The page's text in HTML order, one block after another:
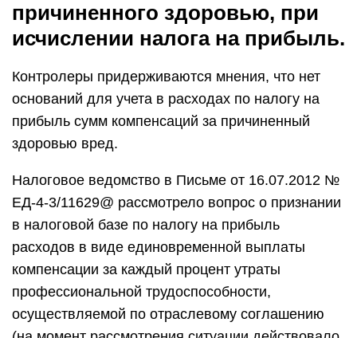
причиненного здоровью, при
исчислении налога на прибыль.
Контролеры придерживаются мнения, что нет
оснований для учета в расходах по налогу на
прибыль сумм компенсаций за причиненный
здоровью вред.
Налоговое ведомство в Письме от 16.07.2012 №
ЕД-4-3/11629@ рассмотрело вопрос о признании
в налоговой базе по налогу на прибыль
расходов в виде единовременной выплаты
компенсации за каждый процент утраты
профессиональной трудоспособности,
осуществляемой по отраслевому соглашению